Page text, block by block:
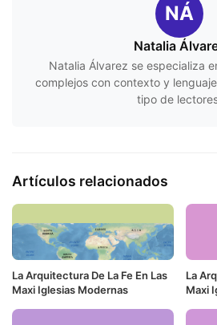
NÁ
Natalia
Natalia Álvarez se especializa
complejos con contexto y
tipo de
Artículos relacionados
La Arquitectura De La Fe En Las
Maxi Iglesias Modernas
La
Maxi